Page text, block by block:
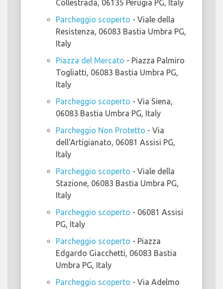
Collestrada, 06135 Perugia PG, Italy
Parcheggio scoperto - Viale della
Resistenza, 06083 Bastia Umbra PG,
Italy
Piazza del Mercato - Piazza Palmiro
Togliatti, 06083 Bastia Umbra PG,
Italy
Parcheggio scoperto - Via Siena,
06083 Bastia Umbra PG, Italy
Parcheggio Non Protetto - Via
dell'Artigianato, 06081 Assisi PG,
Italy
Parcheggio scoperto - Viale della
Stazione, 06083 Bastia Umbra PG,
Italy
Parcheggio scoperto - 06081 Assisi
PG, Italy
Parcheggio scoperto - Piazza
Edgardo Giacchetti, 06083 Bastia
Umbra PG, Italy
Parcheggio scoperto - Via Adelmo